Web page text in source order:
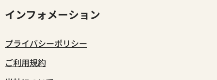
インフォメーション
プライバシーポリシー
ご利用規約